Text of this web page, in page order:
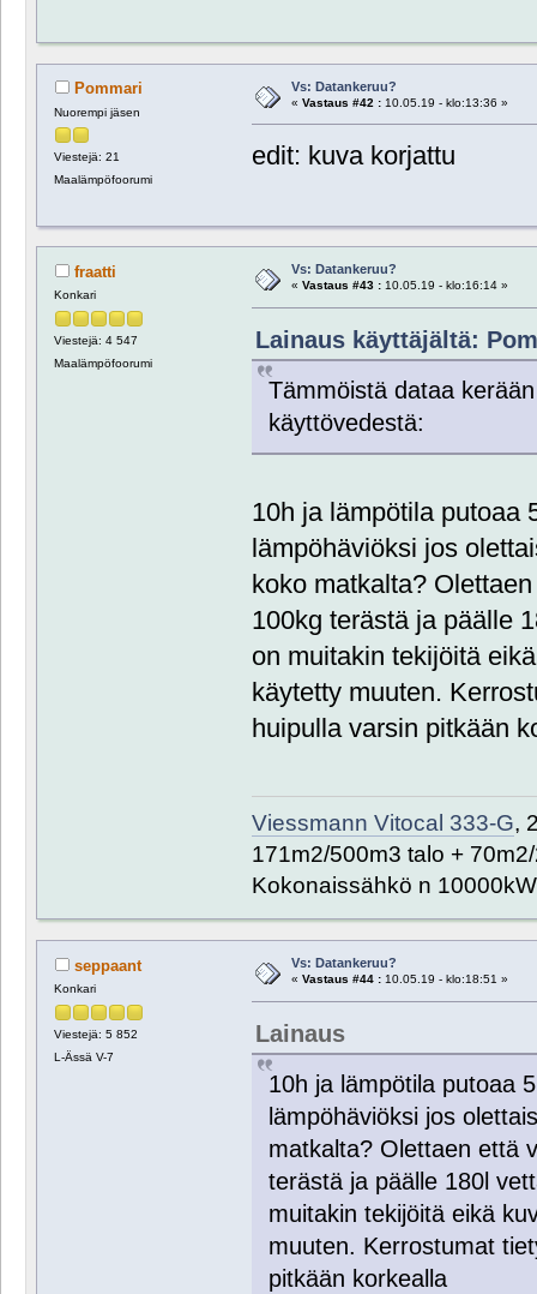
Pommari
Nuorempi jäsen
Viestejä: 21
Maalämpöfoorumi
Vs: Datankeruu?
« Vastaus #42 :10.05.19 - klo:13:36 »
edit: kuva korjattu
fraatti
Konkari
Viestejä: 4 547
Maalämpöfoorumi
Vs: Datankeruu?
« Vastaus #43 :10.05.19 - klo:16:14 »
Lainaus käyttäjältä:
Tämmöistä dataa
käyttövedestä:
10h ja lämpötila putoaa
lämpöhäviöksi jos
koko matkalta?
100kg terästä ja päälle
on muitakin tekijöitä
käytetty muuten.
huipulla varsin pitkään
Viessmann Vitocal 333-G,
171m2/500m3 talo +
Kokonaissähkö n
seppaant
Konkari
Viestejä: 5 852
L-Ässä V-7
Vs: Datankeruu?
« Vastaus #44 :10.05.19 - klo:18:51 »
Lainaus
10h ja lämpötila putoaa
lämpöhäviöksi jos
matkalta? Olettaen että
terästä ja päälle 180l
muitakin tekijöitä eikä
muuten. Kerrostumat
pitkään korkealla